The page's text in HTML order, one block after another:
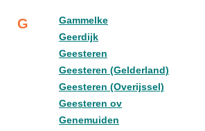
G
Gammelke
Geerdijk
Geesteren
Geesteren (Gelderland)
Geesteren (Overijssel)
Geesteren ov
Genemuiden